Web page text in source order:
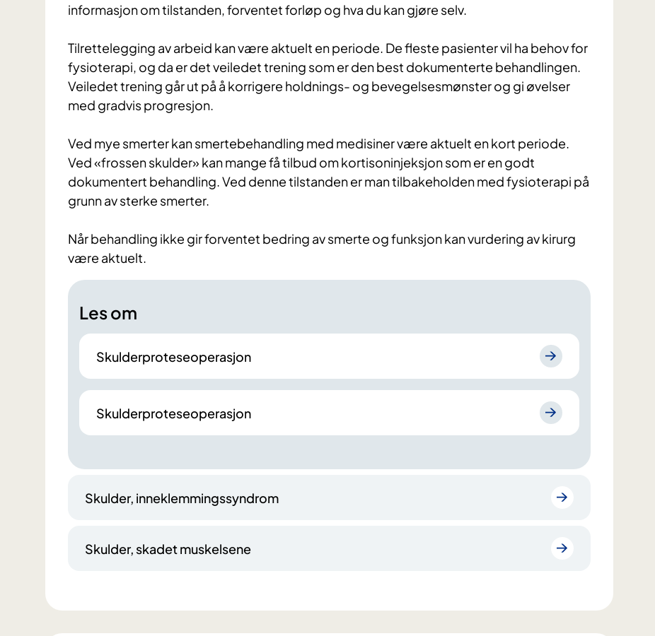
informasjon om tilstanden, forventet forløp og hva du kan gjøre selv.
Tilrettelegging av arbeid kan være aktuelt en periode. De fleste pasienter vil ha behov for
fysioterapi, og da er det veiledet trening som er den best dokumenterte behandlingen.
Veiledet trening går ut på å korrigere holdnings- og bevegelsesmønster og gi øvelser
med gradvis progresjon.
Ved mye smerter kan smertebehandling med medisiner være aktuelt en kort periode.
Ved «frossen skulder» kan mange få tilbud om kortisoninjeksjon som er en godt
dokumentert behandling. Ved denne tilstanden er man tilbakeholden med fysioterapi på
grunn av sterke smerter.
Når behandling ikke gir forventet bedring av smerte og funksjon kan vurdering av kirurg
være aktuelt.
Les om
Skulderproteseoperasjon
Skulderproteseoperasjon
Skulder, inneklemmingssyndrom
Skulder, skadet muskelsene